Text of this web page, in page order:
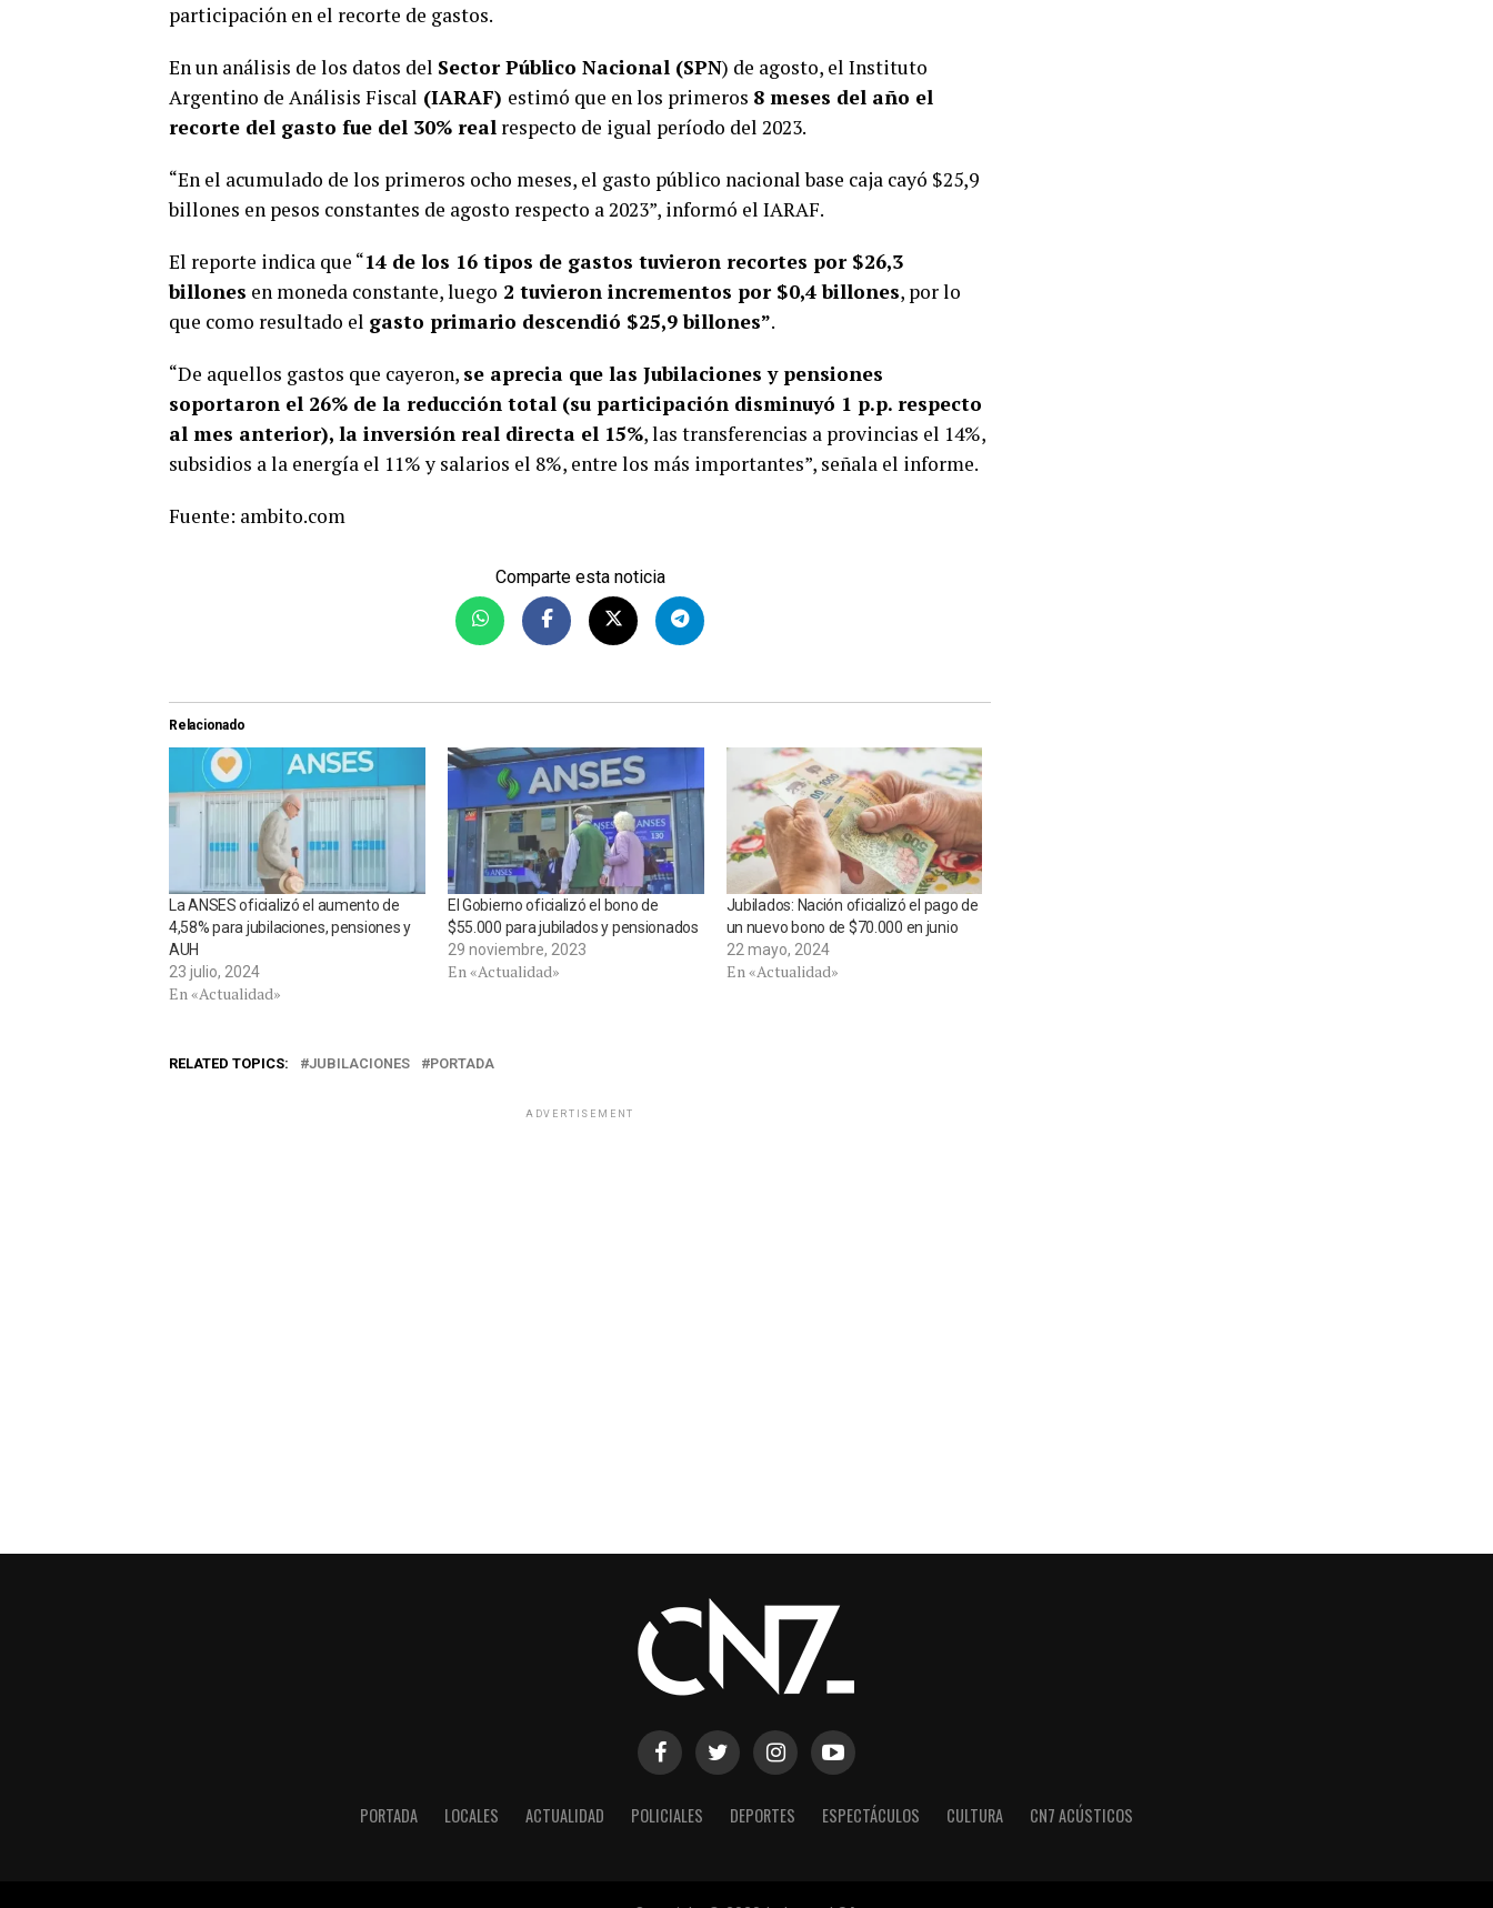
participación en el recorte de gastos.
En un análisis de los datos del Sector Público Nacional (SPN) de agosto, el Instituto
Argentino de Análisis Fiscal (IARAF) estimó que en los primeros 8 meses del año el
recorte del gasto fue del 30% real respecto de igual período del 2023.
“En el acumulado de los primeros ocho meses, el gasto público nacional base caja cayó $25,9
billones en pesos constantes de agosto respecto a 2023”, informó el IARAF.
El reporte indica que “14 de los 16 tipos de gastos tuvieron recortes por $26,3
billones en moneda constante, luego 2 tuvieron incrementos por $0,4 billones, por lo
que como resultado el gasto primario descendió $25,9 billones”.
“De aquellos gastos que cayeron, se aprecia que las Jubilaciones y pensiones
soportaron el 26% de la reducción total (su participación disminuyó 1 p.p. respecto
al mes anterior), la inversión real directa el 15%, las transferencias a provincias el 14%,
subsidios a la energía el 11% y salarios el 8%, entre los más importantes”, señala el informe.
Fuente: ambito.com
Comparte esta noticia
Relacionado
La ANSES oficializó el aumento de
4,58% para jubilaciones, pensiones y
AUH
23 julio, 2024
En «Actualidad»
El Gobierno oficializó el bono de
$55.000 para jubilados y pensionados
29 noviembre, 2023
En «Actualidad»
Jubilados: Nación oficializó el pago de
un nuevo bono de $70.000 en junio
22 mayo, 2024
En «Actualidad»
RELATED TOPICS: JUBILACIONES PORTADA
ADVERTISEMENT
PORTADA LOCALES ACTUALIDAD POLICIALES DEPORTES ESPECTÁCULOS CULTURA CN7 ACÚSTICOS